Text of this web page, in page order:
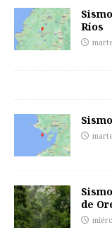
Ríos
de